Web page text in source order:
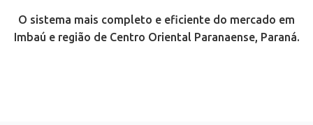
O sistema mais completo e eficiente do mercado em
Imbaú e região de Centro Oriental Paranaense, Paraná.